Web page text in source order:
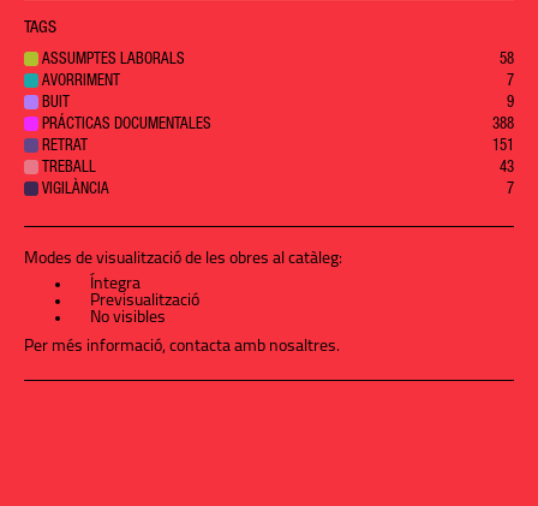
TAGS
ASSUMPTES LABORALS
58
AVORRIMENT
7
BUIT
9
PRÁCTICAS DOCUMENTALES
388
RETRAT
151
TREBALL
43
VIGILÀNCIA
7
Modes de visualització de les obres al catàleg:
Íntegra
Previsualització
No visibles
Per més informació, contacta amb nosaltres.